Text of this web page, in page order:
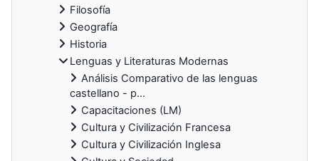
Filosofía
Geografía
Historia
Lenguas y Literaturas Modernas
Análisis Comparativo de las lenguas
castellano - p...
Capacitaciones (LM)
Cultura y Civilización Francesa
Cultura y Civilización Inglesa